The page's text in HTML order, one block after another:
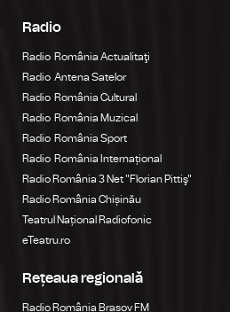
Radio
Radio România Actualitaţi
Radio Antena Satelor
Radio România Cultural
Radio România Muzical
Radio România Sport
Radio România Internațional
Radio România 3 Net "Florian Pittiş"
Radio România Chișinău
Teatrul Național Radiofonic
eTeatru.ro
Rețeaua regională
Radio România Brașov FM